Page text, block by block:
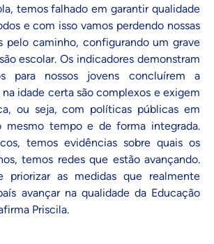
temos falhado em garantir qualidade
e com isso vamos perdendo nossas
pelo caminho, configurando um grave
escolar. Os indicadores demonstram
para nossos jovens concluírem a
na idade certa são complexos e exigem
ou seja, com políticas públicas em
mesmo tempo e de forma integrada.
temos evidências sobre quais os
temos redes que estão avançando.
priorizar as medidas que realmente
avançar na qualidade da Educação
Priscila.